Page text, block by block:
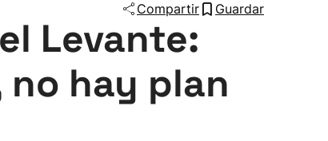
Compartir Guardar
Levante:
no hay plan